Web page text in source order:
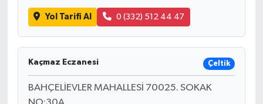
Yol Tarifi Al 0 (332) 512 44 47
Kaçmaz Eczanesi Çeltik
BAHÇELİEVLER MAHALLESİ 70025. SOKAK